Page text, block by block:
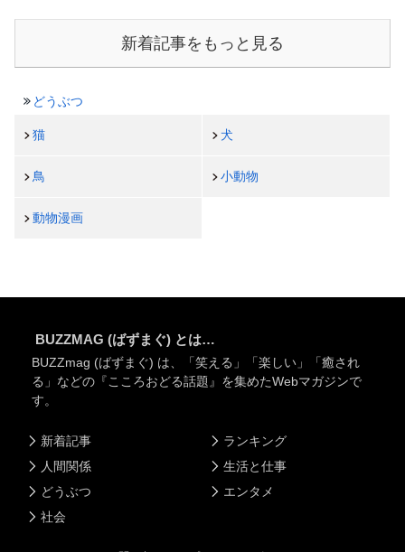
新着記事をもっと見る
どうぶつ
猫 犬
鳥 小動物
動物漫画
BUZZMAG (ばずまぐ) とは…
BUZZmag (ばずまぐ) は、「笑える」「楽しい」「癒され
る」などの『こころおどる話題』を集めたWebマガジンで
す。
新着記事
人間関係
どうぶつ
社会
ランキング
生活と仕事
エンタメ